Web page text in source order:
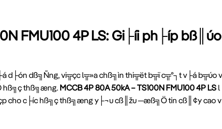
FMU100 4P LS: Gi├íi ph├íp
d├ón dß╗Ñng, vi╦çc l╦»a chß╗ìn thi╦ët b╦ï c╦º┐t v├á
hß╗ç thß╗æng.MCCB 4P 80A 50kA – TS100N FMU100 4P LS
c├íc hß╗ç thß╗æng y├¬u cß║žu ─æß╗Ö tin cß║¢y cao